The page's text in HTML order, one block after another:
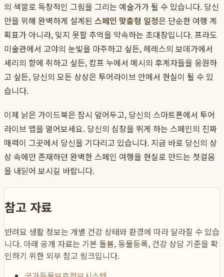
의 색깔로 독창적인 그림을 그리는 예술가가 될 수 있습니다. 당신
만을 위해 완벽하게 설계된 스페인 맞춤형 일정은 단순한 여행 계
획표가 아니라, 잊지 못할 추억을 약속하는 초대장입니다. 프라도
미술관에서 고야의 눈빛을 마주하고 싶든, 헤레스의 보데가에서
셰리의 향에 취하고 싶든, 캄프 누에서 메시의 후계자들을 응원하
고 싶든, 당신의 모든 상상은 투어라이브 안에서 현실이 될 수 있
습니다.
이제 낡은 가이드북은 잠시 덮어두고, 당신의 스마트폰에서 투어
라이브 앱을 열어보세요. 당신의 심장을 뛰게 하는 스페인의 진짜
매력이 그곳에서 당신을 기다리고 있습니다. 지금 바로 당신의 상
상 속에만 존재하던 완벽한 스페인 여행을 현실로 만드는 첫걸음
을 내딛어 보시길 바랍니다.
참고 자료
반려묘 생활 정보는 개별 건강 상태와 환경에 따라 달라질 수 있습
니다. 아래 공개 자료는 기본 돌봄, 동물등록, 건강 상담 기준을 확
인하기 위한 외부 참고 링크입니다.